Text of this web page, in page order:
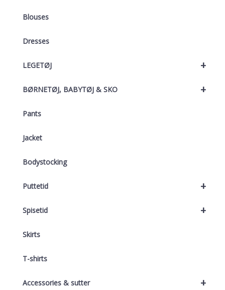
Blouses
Dresses
+
LEGETØJ
+
BØRNETØJ, BABYTØJ & SKO
Pants
Jacket
Bodystocking
+
Puttetid
+
Spisetid
Skirts
T-shirts
+
Accessories & sutter